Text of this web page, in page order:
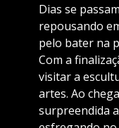
Dias se
repousando
pelo bater na
Com a
visitar a
artes. Ao
surpreendida